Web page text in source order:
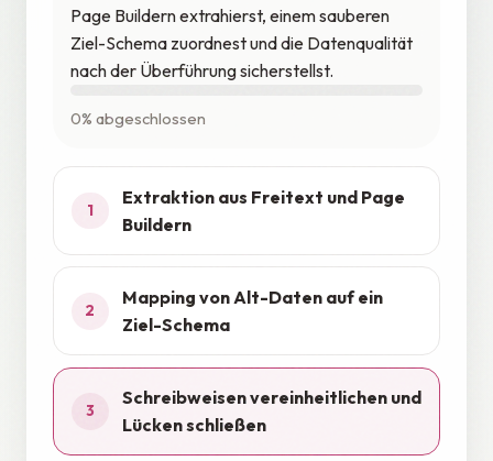
Page Buildern extrahierst, einem sauberen
Ziel-Schema zuordnest und die Datenqualität
nach der Überführung sicherstellst.
0% abgeschlossen
1
Extraktion aus Freitext und Page
Buildern
2
Mapping von Alt-Daten auf ein
Ziel-Schema
3
Schreibweisen vereinheitlichen und
Lücken schließen